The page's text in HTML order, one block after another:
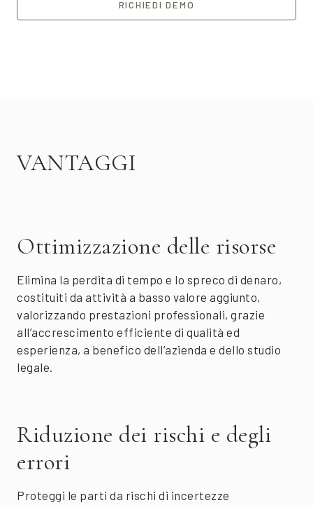
RICHIEDI DEMO
VANTAGGI
Ottimizzazione delle risorse
Elimina la perdita di tempo e lo spreco di denaro,
costituiti da attività a basso valore aggiunto,
valorizzando prestazioni professionali, grazie
all’accrescimento efficiente di qualità ed
esperienza, a benefico dell’azienda e dello studio
legale.
Riduzione dei rischi e degli
errori
Proteggi le parti da rischi di incertezze